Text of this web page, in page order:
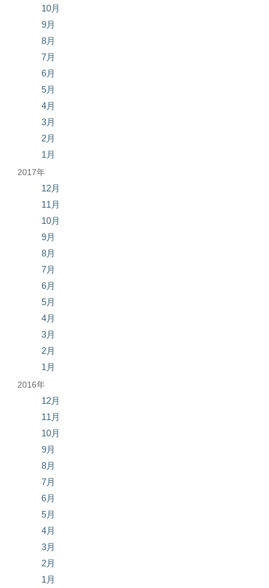
10月
9月
8月
7月
6月
5月
4月
3月
2月
1月
2017年
12月
11月
10月
9月
8月
7月
6月
5月
4月
3月
2月
1月
2016年
12月
11月
10月
9月
8月
7月
6月
5月
4月
3月
2月
1月